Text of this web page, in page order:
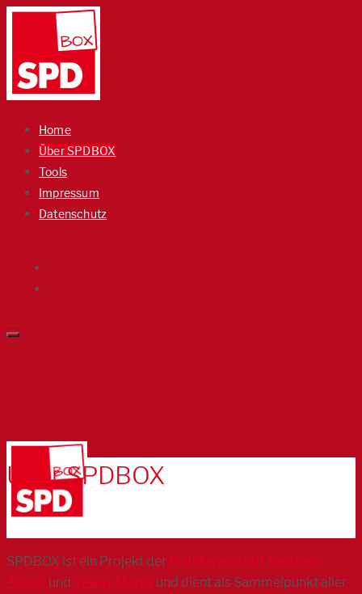
Home
Über SPDBOX
Tools
Impressum
Datenschutz
Über SPDBOX
SPDBOX ist ein Projekt der Politikwerkstatt Sachsen-
Anhalt und Yaway Media und dient als Sammelpunkt aller